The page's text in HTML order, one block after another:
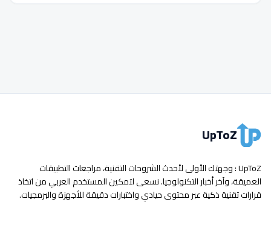
UpToZ
UpToZ : وجهتك الأولى لأحدث الشروحات التقنية، مراجعات التطبيقات
العميقة، وآخر أخبار التكنولوجيا. نسعى لتمكين المستخدم العربي من اتخاذ
قرارات تقنية ذكية عبر محتوى حيادي واختبارات دقيقة للأجهزة والبرمجيات.